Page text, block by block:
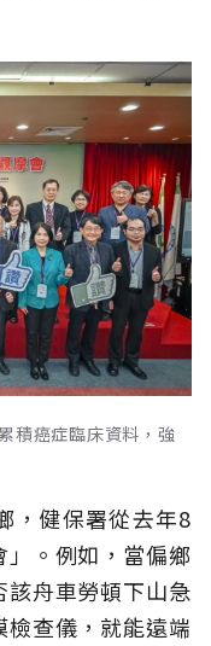
積癌症臨床資料，強
，健保署從去年8
。例如，當偏鄉
舟車勞頓下山急
查儀，就能遠端